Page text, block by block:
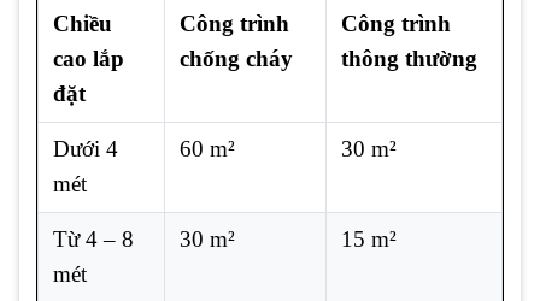
Chiều
cao lắp
đặt
Công trình
chống cháy
Công trình
thông thường
Dưới 4
mét
60 m² 30 m²
Từ 4 – 8
mét
30 m² 15 m²